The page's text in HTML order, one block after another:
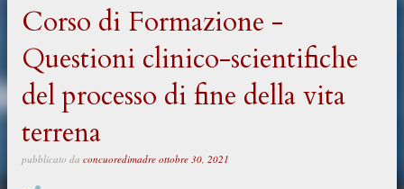
Corso di Formazione -
Questioni clinico-scientifiche
del processo di fine della vita
terrena
pubblicato da concuoredimadre ottobre 30, 2021